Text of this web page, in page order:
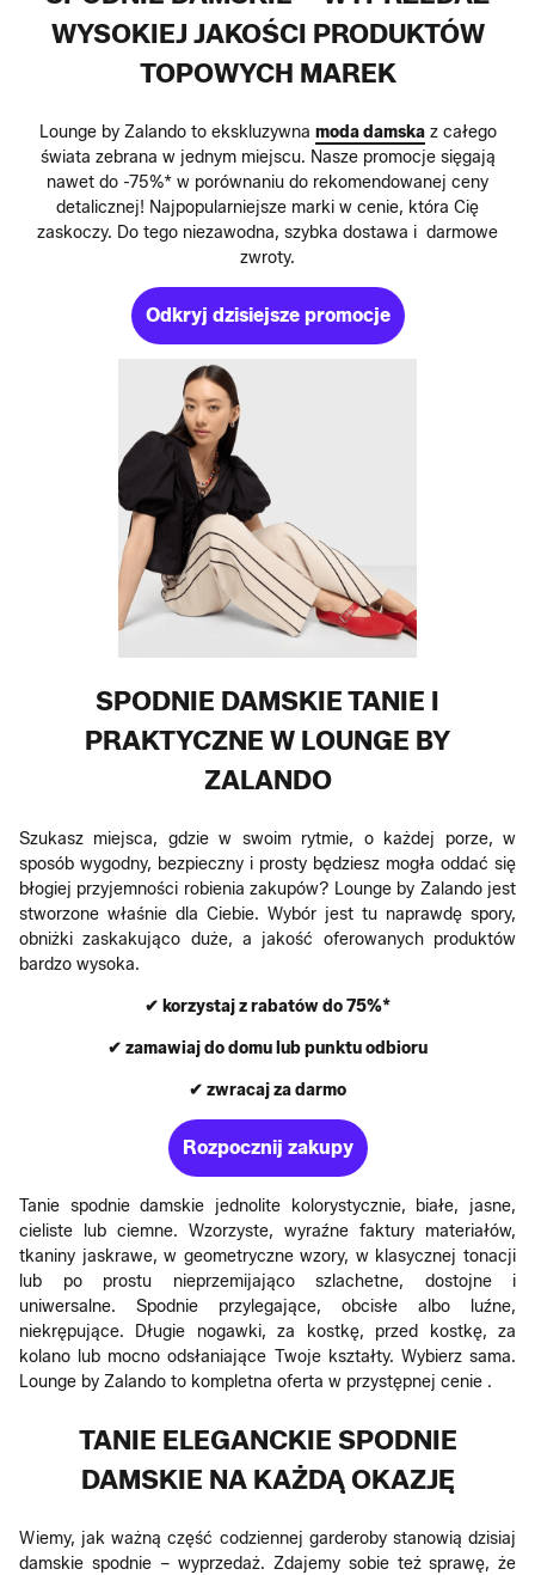
WYSOKIEJ JAKOŚCI PRODUKTÓW
TOPOWYCH MAREK
Lounge by Zalando to ekskluzywna moda damskaz całego
świata zebrana w jednym miejscu. Nasze promocje sięgają
nawet do -75%* w porównaniu do rekomendowanej ceny
detalicznej! Najpopularniejsze marki w cenie, która Cię
zaskoczy. Do tego niezawodna, szybka dostawa i darmowe
zwroty.
Odkryj dzisiejsze promocje
SPODNIE DAMSKIE TANIE I
PRAKTYCZNE W LOUNGE BY
ZALANDO
Szukasz miejsca, gdzie w swoim rytmie, o każdej porze, w
sposób wygodny, bezpieczny i prosty będziesz mogła oddać się
błogiej przyjemności robienia zakupów? Lounge by Zalando jest
stworzone właśnie dla Ciebie. Wybór jest tu naprawdę spory,
obniżki zaskakująco duże, a jakość oferowanych produktów
bardzo wysoka.
✔ korzystaj z rabatów do 75%*
✔ zamawiaj do domu lub punktu odbioru
✔ zwracaj za darmo
Rozpocznij zakupy
Tanie spodnie damskie jednolite kolorystycznie, białe, jasne,
cieliste lub ciemne. Wzorzyste, wyraźne faktury materiałów,
tkaniny jaskrawe, w geometryczne wzory, w klasycznej tonacji
lub po prostu nieprzemijająco szlachetne, dostojne i
uniwersalne. Spodnie przylegające, obcisłe albo luźne,
niekrępujące. Długie nogawki, za kostkę, przed kostkę, za
kolano lub mocno odsłaniające Twoje kształty. Wybierz sama.
Lounge by Zalando to kompletna oferta w przystępnej cenie .
TANIE ELEGANCKIE SPODNIE
DAMSKIE NA KAŻDĄ OKAZJĘ
Wiemy, jak ważną część codziennej garderoby stanowią dzisiaj
damskie spodnie – wyprzedaż. Zdajemy sobie też sprawę, że